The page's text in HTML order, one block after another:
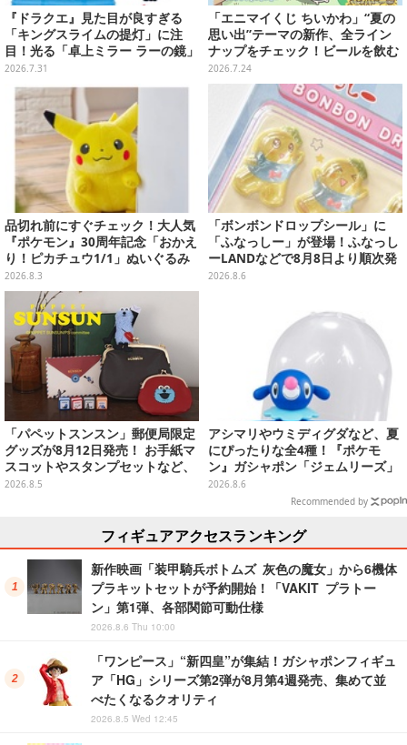
『ドラクエ』見た目が良すぎる
「キングスライムの提灯」に注
目！光る「卓上ミラー ラーの鏡」
ほか6プライズが8月順次展開
2026.7.31
「エニマイくじ ちいかわ」“夏の
思い出”テーマの新作、全ライン
ナップをチェック！ビールを飲む
「くりまんじゅう」ぬいぐるみな
2026.7.24
品切れ前にすぐチェック！大人気
『ポケモン』30周年記念「おかえ
り！ピカチュウ1/1」ぬいぐるみ
がポケモンセンターオンラインで
販売中
2026.8.3
「ボンボンドロップシール」に
「ふなっしー」が登場！ふなっし
ーLANDなどで8月8日より順次発
売
2026.8.6
「パペットスンスン」郵便局限定
グッズが8月12日発売！ お手紙マ
スコットやスタンプセットなど、
可愛すぎる全5アイテムがライン
2026.8.5
アシマリやウミディグダなど、夏
にぴったりな全4種！『ポケモ
ン』ガシャポン「ジェムリーズ」
第13弾が8月第5週より発売
2026.8.6
Recommended by
フィギュアアクセスランキング
新作映画「装甲騎兵ボトムズ 灰色の魔女」から6機体
プラキットセットが予約開始！「VAKIT プラトー
ン」第1弾、各部関節可動仕様
2026.8.6 Thu 10:00
「ワンピース」“新四皇”が集結！ガシャポンフィギュ
ア「HG」シリーズ第2弾が8月第4週発売、集めて並
べたくなるクオリティ
2026.8.5 Wed 12:45